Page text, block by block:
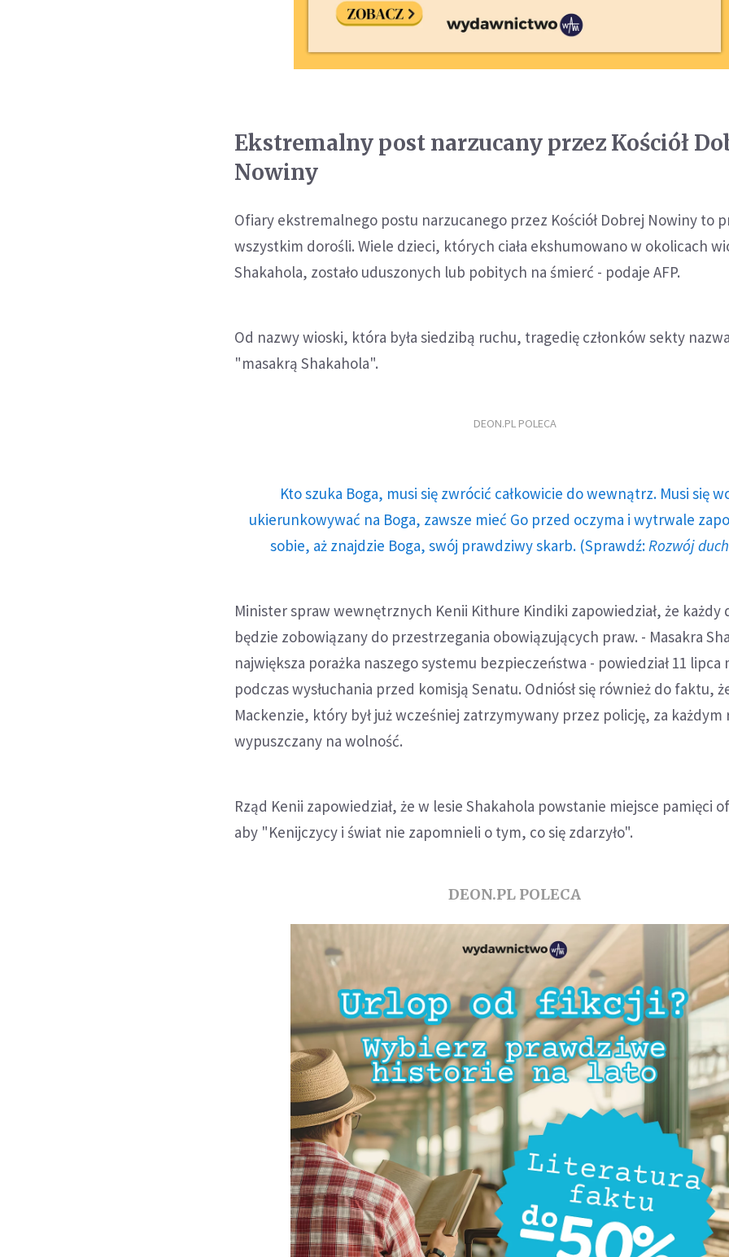
Ekstremalny post narzucany przez Kościół
Nowiny
Ofiary ekstremalnego postu narzucanego przez Kościół Dobrej Nowiny to
wszystkim dorośli. Wiele dzieci, których ciała ekshumowano w okolicach
Shakahola, zostało uduszonych lub pobitych na śmierć - podaje AFP.
Od nazwy wioski, która była siedzibą ruchu, tragedię członków sekty
"masakrą Shakahola".
DEON.PL POLECA
Kto szuka Boga, musi się zwrócić całkowicie do wewnątrz. Musi się
ukierunkowywać na Boga, zawsze mieć Go przed oczyma i wytrwale
sobie, aż znajdzie Boga, swój prawdziwy skarb. (Sprawdź: Rozwój
Minister spraw wewnętrznych Kenii Kithure Kindiki zapowiedział, że każdy
będzie zobowiązany do przestrzegania obowiązujących praw. - Masakra
największa porażka naszego systemu bezpieczeństwa - powiedział 11 lipca
podczas wysłuchania przed komisją Senatu. Odniósł się również do faktu,
Mackenzie, który był już wcześniej zatrzymywany przez policję, za każdym
wypuszczany na wolność.
Rząd Kenii zapowiedział, że w lesie Shakahola powstanie miejsce pamięci
aby "Kenijczycy i świat nie zapomnieli o tym, co się zdarzyło".
DEON.PL POLECA